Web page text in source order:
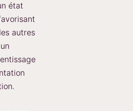
état
autres